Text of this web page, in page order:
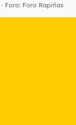
Foro: Foro Rapiñas